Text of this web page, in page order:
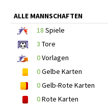
ALLE MANNSCHAFTEN
18 Spiele
3 Tore
0Vorlagen
0Gelbe Karten
0Gelb-Rote Karten
0Rote Karten